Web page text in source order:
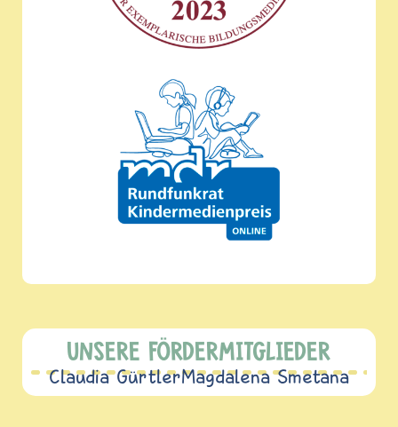
UNSERE FÖRDERMITGLIEDER
Claudia GürtlerMagdalena Smetana